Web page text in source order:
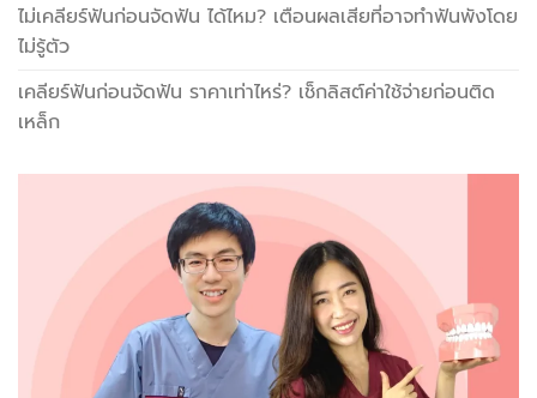
ไม่เคลียร์ฟันก่อนจัดฟัน ได้ไหม? เตือนผลเสียที่อาจทำฟันพังโดย
ไม่รู้ตัว
เคลียร์ฟันก่อนจัดฟัน ราคาเท่าไหร่? เช็กลิสต์ค่าใช้จ่ายก่อนติด
เหล็ก